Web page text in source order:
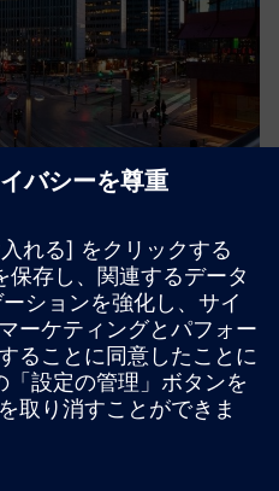
by Crossbreed optimizes
supporting the district
comfort and indoor
analysis adapts the heating